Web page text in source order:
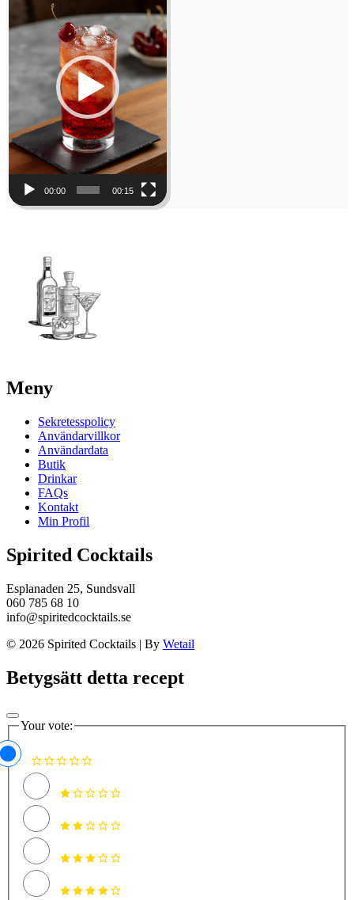
00:00 00:15
Meny
Sekretesspolicy
Användarvillkor
Användardata
Butik
Drinkar
FAQs
Kontakt
Min Profil
Spirited Cocktails
Esplanaden 25, Sundsvall
060 785 68 10
info@spiritedcocktails.se
© 2026 Spirited Cocktails | By Wetail
Betygsätt detta recept
Your vote: